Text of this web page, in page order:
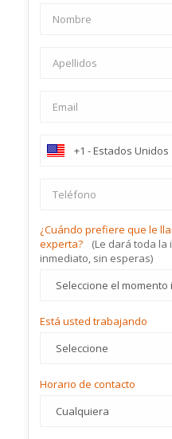
¿Cuándo prefiere que le
experta?
(Le dará toda
inmediato, sin esperas)
Está usted trabajando
Horario de contacto